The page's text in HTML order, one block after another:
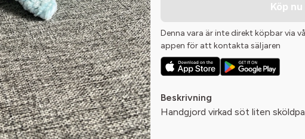
Köp nu
Denna vara är inte direkt köpbar via
appen för att kontakta säljaren
Beskrivning
Handgjord virkad söt liten